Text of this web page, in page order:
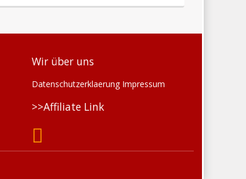
Wir über uns
Datenschutzerklaerung Impressum
>>Affiliate Link